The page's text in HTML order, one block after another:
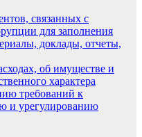
связанных с
для заполнения
доклады, отчеты,
об имуществе и
характера
требований к
и урегулированию